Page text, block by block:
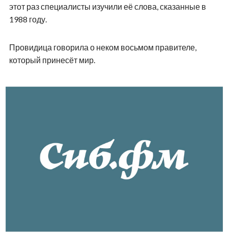
этот раз специалисты изучили её слова, сказанные в
1988 году.
Провидица говорила о неком восьмом правителе,
который принесёт мир.